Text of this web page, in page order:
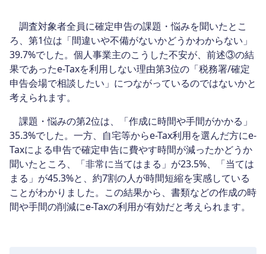
調査対象者全員に確定申告の課題・悩みを聞いたとこ
ろ、第1位は「間違いや不備がないかどうかわからない」
39.7%でした。個人事業主のこうした不安が、前述③の結
果であったe-Taxを利用しない理由第3位の「税務署/確定
申告会場で相談したい」につながっているのではないかと
考えられます。
課題・悩みの第2位は、「作成に時間や手間がかかる」
35.3%でした。一方、自宅等からe-Tax利用を選んだ方にe-
Taxによる申告で確定申告に費やす時間が減ったかどうか
聞いたところ、「非常に当てはまる」が23.5%、「当ては
まる」が45.3%と、約7割の人が時間短縮を実感している
ことがわかりました。この結果から、書類などの作成の時
間や手間の削減にe-Taxの利用が有効だと考えられます。